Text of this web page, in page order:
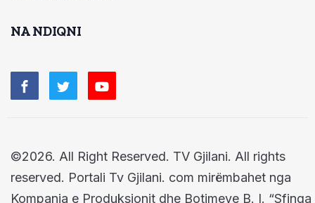
NA NDIQNI
©2026. All Right Reserved. TV Gjilani. All rights
reserved. Portali Tv Gjilani. com mirëmbahet nga
Kompania e Produksionit dhe Botimeve B. I. “Sfinga